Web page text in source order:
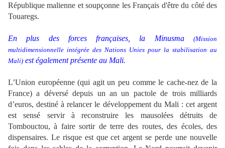
République malienne et soupçonne les Français d'être du côté des
Touaregs.
En plus des forces françaises, la Minusma (Mission
multidimensionnelle intégrée des Nations Unies pour la stabilisation au
Mali) est également présente au Mali.
L’Union européenne (qui agit un peu comme le cache-nez de la
France) a déversé depuis un an un pactole de trois milliards
d’euros, destiné à relancer le développement du Mali : cet argent
est sensé servir à reconstruire les mausolées détruits de
Tombouctou, à faire sortir de terre des routes, des écoles, des
dispensaires. Le risque est que cet argent se perde une nouvelle